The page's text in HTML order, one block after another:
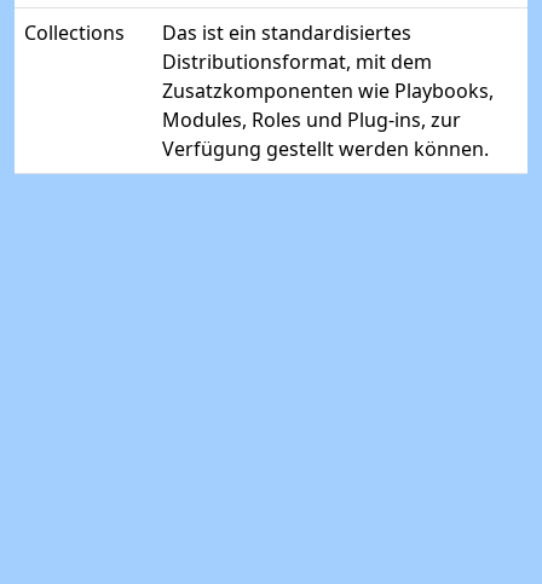
Collections
Das ist ein standardisiertes
Distributionsformat, mit dem
Zusatzkomponenten wie Playbooks,
Modules, Roles und Plug-ins, zur
Verfügung gestellt werden können.